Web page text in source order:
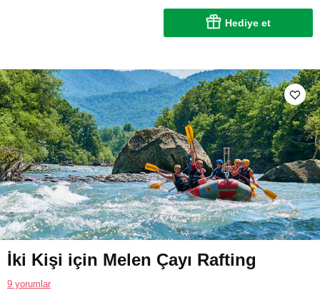
Hediye et
İki Kişi için Melen Çayı Rafting
9 yorumlar